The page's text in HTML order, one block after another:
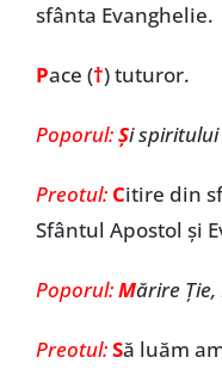
sfânta Evanghelie.
Pace (†) tuturor.
Poporul:Şi
Preotul: Citire din
Sfântul Apostol și
Poporul:Mărire Ţie,
Preotul:Să luăm